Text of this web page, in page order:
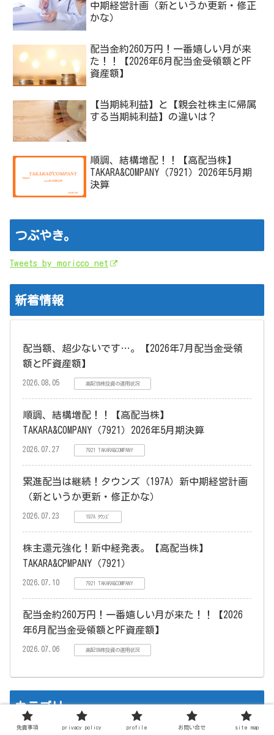
中期経営計画（新というか更新・修正
かな）
配当金約260万円！一番嬉しい月が来
た！！【2026年6月配当金受領額とPF
資産額】
【当期純利益】と【親会社株主に帰属
する当期純利益】の違いは？
順調、結構増配！！【高配当株】
TAKARA&COMPANY（7921）2026年5月期
決算
つぶやき。
Tweets by moricco_net
新着情報
配当額、超少ないです…。【2026年7月配当金受領
額とPF資産額】
2026.08.05 高配当株投資の運用状況
順調、結構増配！！【高配当株】
TAKARA&COMPANY（7921）2026年5月期決算
2026.07.27 7921 TAKARA&COMPANY
累進配当は継続！タウンズ（197A）新中期経営計画
（新というか更新・修正かな）
2026.07.23 197A ﾀｳﾝｽﾞ
株主還元強化！新中経発表。【高配当株】
TAKARA&CPMPANY（7921）
2026.07.10 7921 TAKARA&COMPANY
配当金約260万円！一番嬉しい月が来た！！【2026
年6月配当金受領額とPF資産額】
2026.07.06 高配当株投資の運用状況
カテゴリー
免責事項 privacy policy profile お問い合せ site map